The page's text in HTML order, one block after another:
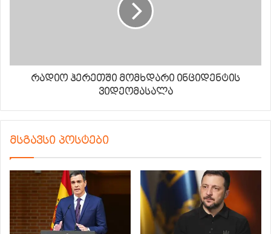
რადიო ჰერეთში მომხდარი ინციდენტის
ვიდეომასალა
მსგავსი პოსტები